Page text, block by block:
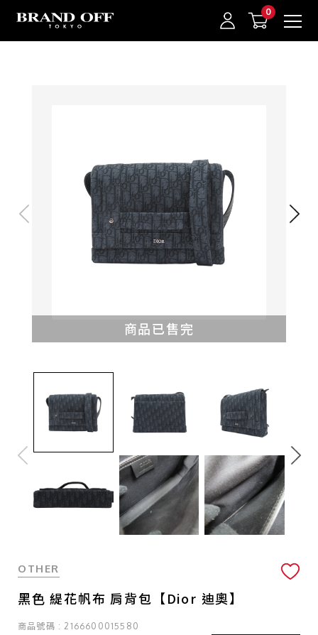
中古名牌業界No.1的BRAND OFF。BRAND OFF官網購物/h1>
商品已售完
OTHER
黑色 緹花帆布 肩背包【Dior 迪奧】
商品號碼 : 2166600015580